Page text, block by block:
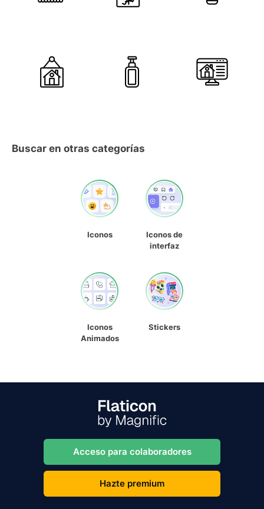
Buscar en otras categorías
Iconos
Iconos de
interfaz
Iconos
Animados
Stickers
Acceso para colaboradores
Hazte premium